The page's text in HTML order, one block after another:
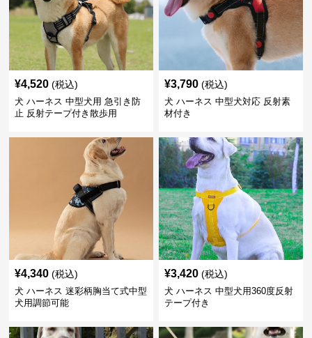
¥4,520 (税込)
犬 ハーネス 中型犬用 急引き防
止 反射テープ付き散歩用
¥3,790 (税込)
犬 ハーネス 中型犬対応 反射素
材付き
¥4,340 (税込)
犬 ハーネス 迷彩柄胸当て式中型
犬用調節可能
¥3,420 (税込)
犬 ハーネス 中型犬用360度反射
テープ付き